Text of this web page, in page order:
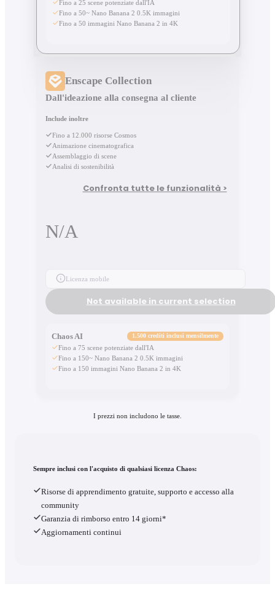
Fino a 25 scene potenziate dall'IA
Fino a 50~ Nano Banana 2 0.5K immagini
Fino a 50 immagini Nano Banana 2 in 4K
Enscape Collection
Dall'ideazione alla consegna al cliente
Include inoltre
Fino a 12.000 risorse Cosmos
Animazione cinematografica
Assemblaggio di scene
Analisi di sostenibilità
Confronta tutte le funzionalità >
N/A
Licenza mobile
Not available in current selection
Chaos AI 1.500 crediti inclusi mensilmente
Fino a 75 scene potenziate dall'IA
Fino a 150~ Nano Banana 2 0.5K immagini
Fino a 150 immagini Nano Banana 2 in 4K
I prezzi non includono le tasse.
Sempre inclusi con l'acquisto di qualsiasi licenza Chaos:
Risorse di apprendimento gratuite, supporto e accesso alla
community
Garanzia di rimborso entro 14 giorni*
Aggiornamenti continui